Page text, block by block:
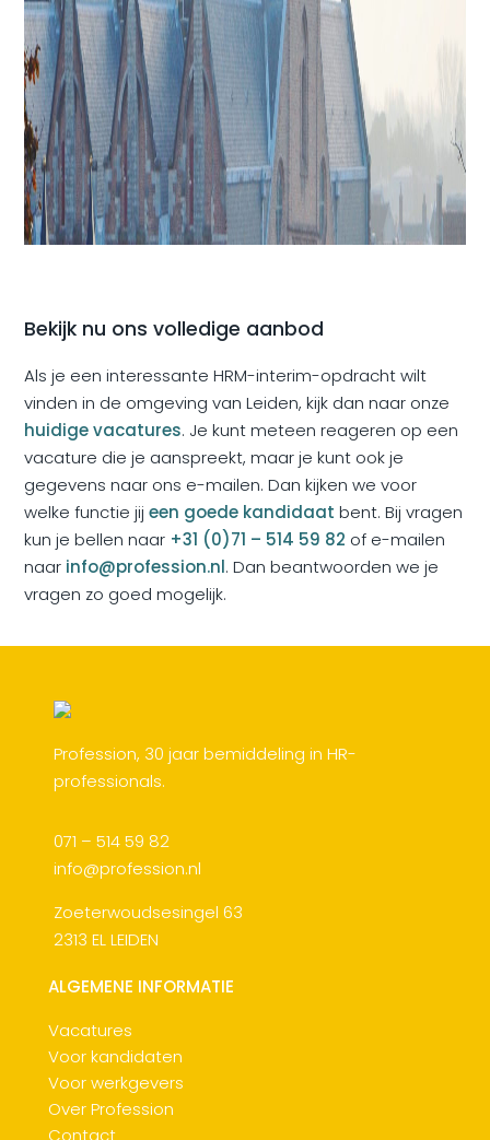
Bekijk nu ons volledige aanbod
Als je een interessante HRM-interim-opdracht wilt
vinden in de omgeving van Leiden, kijk dan naar onze
huidige vacatures. Je kunt meteen reageren op een
vacature die je aanspreekt, maar je kunt ook je
gegevens naar ons e-mailen. Dan kijken we voor
welke functie jijeen goede kandidaat bent. Bij vragen
kun je bellen naar +31 (0)71 – 514 59 82 of e-mailen
naar info@profession.nl. Dan beantwoorden we je
vragen zo goed mogelijk.
Profession, 30 jaar bemiddeling in HR-
professionals.
071 – 514 59 82
info@profession.nl
Zoeterwoudsesingel 63
2313 EL LEIDEN
ALGEMENE INFORMATIE
Vacatures
Voor kandidaten
Voor werkgevers
Over Profession